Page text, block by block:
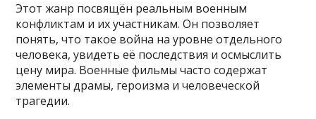
Этот жанр посвящён реальным военным
конфликтам и их участникам. Он позволяет
понять, что такое война на уровне отдельного
человека, увидеть её последствия и осмыслить
цену мира. Военные фильмы часто содержат
элементы драмы, героизма и человеческой
трагедии.